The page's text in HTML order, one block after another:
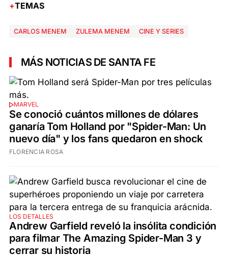
TEMAS
CARLOS MENEM ZULEMA MENEM CINE Y SERIES
MÁS NOTICIAS DE SANTA FE
MARVEL
Se conoció cuántos millones de dólares
ganaría Tom Holland por "Spider-Man: Un
nuevo día" y los fans quedaron en shock
FLORENCIA ROSA
LOS DETALLES
Andrew Garfield reveló la insólita condición
para filmar The Amazing Spider-Man 3 y
cerrar su historia